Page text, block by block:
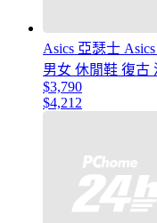
Asics 亞瑟士
男女 休閒鞋 復古
$3,790
$4,212